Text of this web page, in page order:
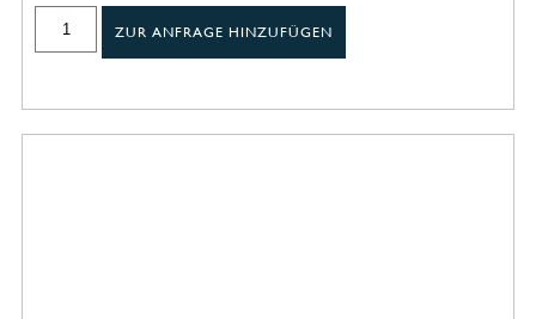
ZUR ANFRAGE HINZUFÜGEN